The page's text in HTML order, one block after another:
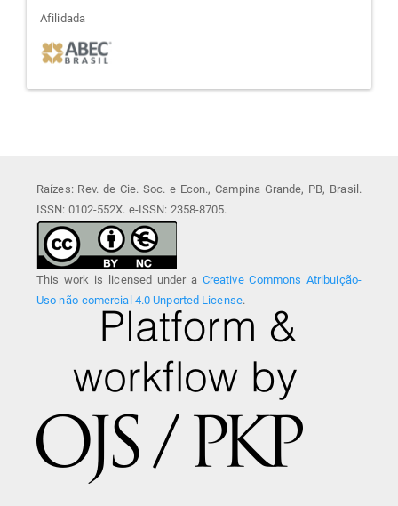
afiliada
Afilidada
Raízes: Rev. de Cie. Soc. e Econ., Campina Grande, PB, Brasil.
ISSN: 0102-552X. e-ISSN: 2358-8705.
This work is licensed under a Creative Commons Atribuição-
Uso não-comercial 4.0 Unported License.